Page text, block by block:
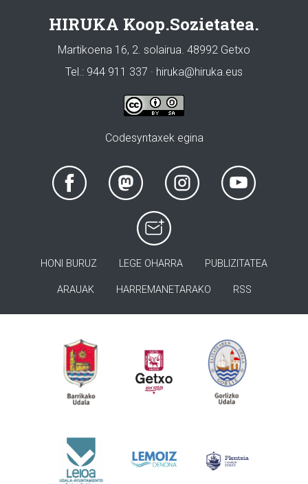
HIRUKA Koop.Sozietatea.
Martikoena 16, 2. solairua. 48992 Getxo
Tel.: 944 911 337 · hiruka@hiruka.eus
Codesyntaxek egina
HONI BURUZ LEGE OHARRA PUBLIZITATEA
ARAUAK HARREMANETARAKO RSS